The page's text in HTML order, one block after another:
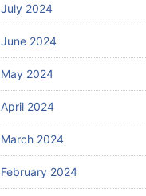
July 2024
June 2024
May 2024
April 2024
March 2024
February 2024